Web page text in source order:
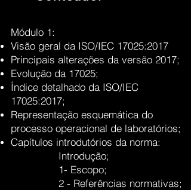
Módulo 1:
Visão geral da ISO/IEC 17025:2017
Principais alterações da versão 2017;
Evolução da 17025;
Índice detalhado da ISO/IEC
17025:2017;
Representação esquemática do
processo operacional de laboratórios;
Capítulos introdutórios da norma:
Introdução;
1- Escopo;
2 - Referências normativas;